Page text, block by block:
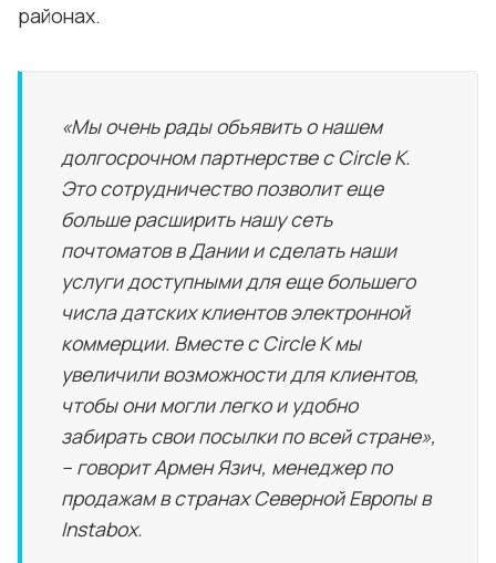
районах.
«Мы очень рады объявить о нашем
долгосрочном партнерстве с Circle K.
Это сотрудничество позволит еще
больше расширить нашу сеть
почтоматов в Дании и сделать наши
услуги доступными для еще большего
числа датских клиентов электронной
коммерции. Вместе с Circle K мы
увеличили возможности для клиентов,
чтобы они могли легко и удобно
забирать свои посылки по всей стране»,
– говорит Армен Язич, менеджер по
продажам в странах Северной Европы в
Instabox.